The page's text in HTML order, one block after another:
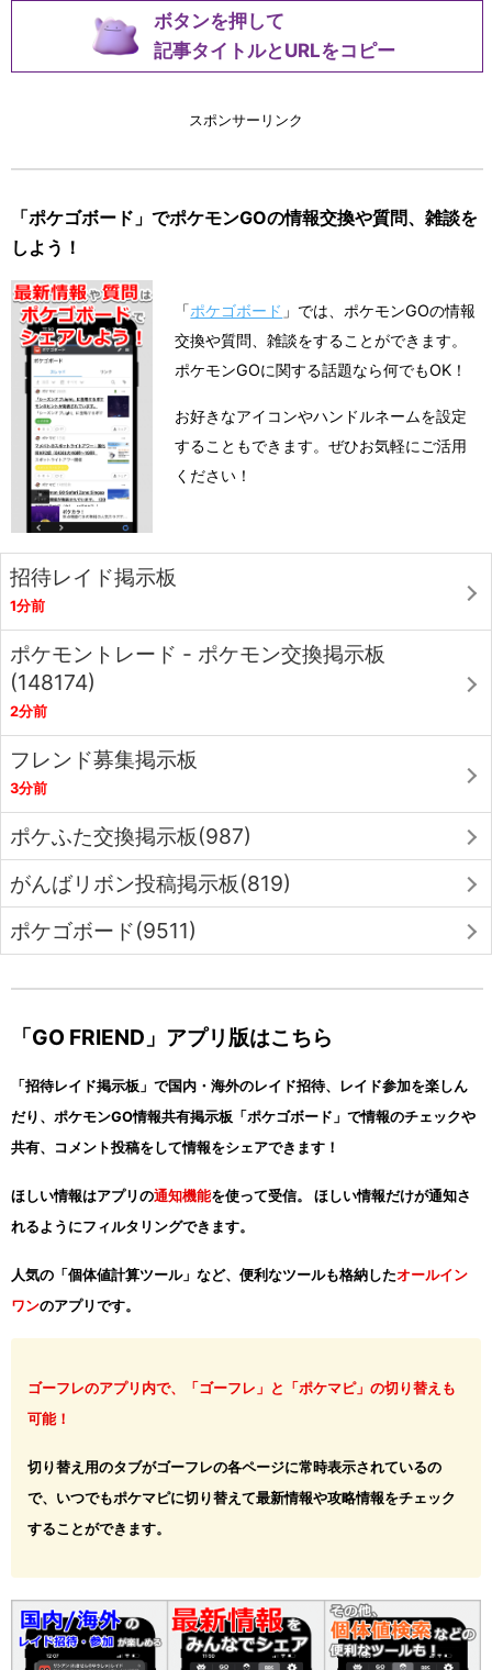
ボタンを押して
記事タイトルとURLをコピー
スポンサーリンク
「ポケゴボード」でポケモンGOの情報交換や質問、雑談を
しよう！
「ポケゴボード 」では、ポケモンGOの情報
交換や質問、雑談をすることができます。
ポケモンGOに関する話題なら何でもOK！
お好きなアイコンやハンドルネームを設定
することもできます。ぜひお気軽にご活用
ください！
招待レイド掲示板
1分前
ポケモントレード - ポケモン交換掲示板
(148174)
2分前
フレンド募集掲示板
3分前
ポケふた交換掲示板(987)
がんばリボン投稿掲示板(819)
ポケゴボード(9511)
「GO FRIEND」アプリ版はこちら
「招待レイド掲示板」で国内・海外のレイド招待、レイド参加を楽しん
だり、ポケモンGO情報共有掲示板「ポケゴボード」で情報のチェックや
共有、コメント投稿をして情報をシェアできます！
ほしい情報はアプリの通知機能を使って受信。 ほしい情報だけが通知さ
れるようにフィルタリングできます。
人気の「個体値計算ツール」など、便利なツールも格納したオールイン
ワンのアプリです。
ゴーフレのアプリ内で、「ゴーフレ」と「ポケマピ」の切り替えも
可能！
切り替え用のタブがゴーフレの各ページに常時表示されているの
で、いつでもポケマピに切り替えて最新情報や攻略情報をチェック
することができます。